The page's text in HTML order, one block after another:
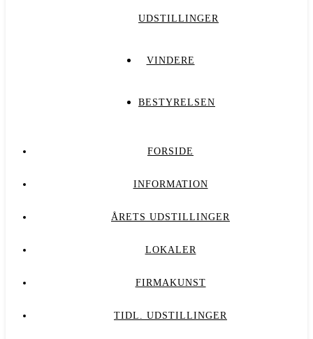
UDSTILLINGER
VINDERE
BESTYRELSEN
FORSIDE
INFORMATION
ÅRETS UDSTILLINGER
LOKALER
FIRMAKUNST
TIDL. UDSTILLINGER